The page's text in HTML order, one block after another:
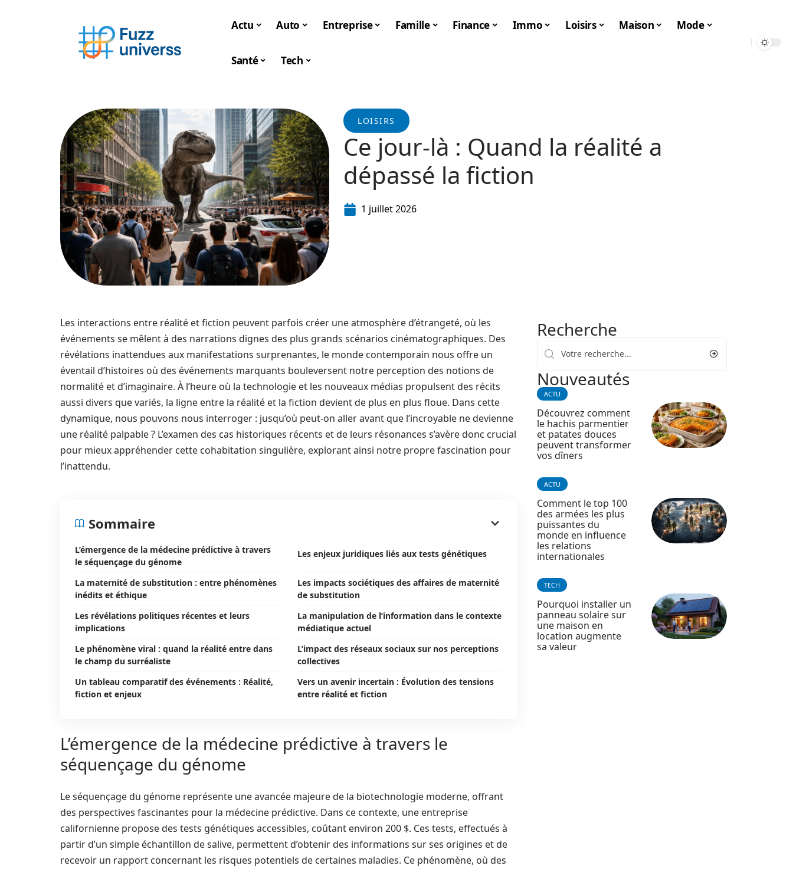
Actu Auto Entreprise Famille Finance Immo Loisirs Maison Mode
Santé Tech
LOISIRS
Ce jour-là : Quand la réalité a
dépassé la fiction
1 juillet 2026
Les interactions entre réalité et fiction peuvent parfois créer une atmosphère d’étrangeté, où les
événements se mêlent à des narrations dignes des plus grands scénarios cinématographiques. Des
révélations inattendues aux manifestations surprenantes, le monde contemporain nous offre un
éventail d’histoires où des événements marquants bouleversent notre perception des notions de
normalité et d’imaginaire. À l’heure où la technologie et les nouveaux médias propulsent des récits
aussi divers que variés, la ligne entre la réalité et la fiction devient de plus en plus floue. Dans cette
dynamique, nous pouvons nous interroger : jusqu’où peut-on aller avant que l’incroyable ne devienne
une réalité palpable ? L’examen des cas historiques récents et de leurs résonances s’avère donc crucial
pour mieux appréhender cette cohabitation singulière, explorant ainsi notre propre fascination pour
l’inattendu.
Sommaire
L’émergence de la médecine prédictive à travers
le séquençage du génome
Les enjeux juridiques liés aux tests génétiques
La maternité de substitution : entre phénomènes
inédits et éthique
Les impacts sociétiques des affaires de maternité
de substitution
Les révélations politiques récentes et leurs
implications
La manipulation de l’information dans le contexte
médiatique actuel
Le phénomène viral : quand la réalité entre dans
le champ du surréaliste
L’impact des réseaux sociaux sur nos perceptions
collectives
Un tableau comparatif des événements : Réalité,
fiction et enjeux
Vers un avenir incertain : Évolution des tensions
entre réalité et fiction
L’émergence de la médecine prédictive à travers le
séquençage du génome
Le séquençage du génome représente une avancée majeure de la biotechnologie moderne, offrant
des perspectives fascinantes pour la médecine prédictive. Dans ce contexte, une entreprise
californienne propose des tests génétiques accessibles, coûtant environ 200 $. Ces tests, effectués à
partir d’un simple échantillon de salive, permettent d’obtenir des informations sur ses origines et de
recevoir un rapport concernant les risques potentiels de certaines maladies. Ce phénomène, où des
Recherche
Nouveautés
ACTU
Découvrez comment
le hachis parmentier
et patates douces
peuvent transformer
vos dîners
ACTU
Comment le top 100
des armées les plus
puissantes du
monde en influence
les relations
internationales
TECH
Pourquoi installer un
panneau solaire sur
une maison en
location augmente
sa valeur